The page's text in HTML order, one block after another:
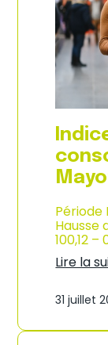
Période
Hausse
100,12 –
Lire la
31 juillet